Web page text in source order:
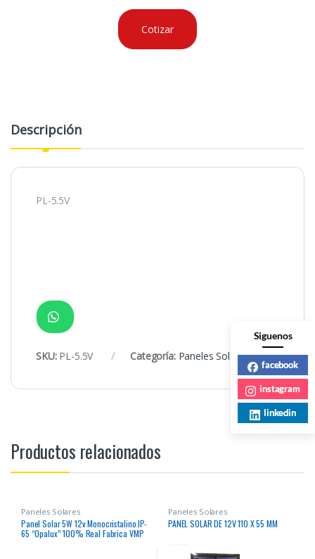
Cotizar
Descripción
PL-5.5V
SKU: PL-5.5V Categoría: Paneles Solares
Productos relacionados
Paneles Solares
Panel Solar 5W 12v Monocristalino IP-
65 “Opalux” 100% Real Fabrica VMP
Paneles Solares
PANEL SOLAR DE 12V 110 X 55 MM
Siguenos
facebook
instagram
linkedin